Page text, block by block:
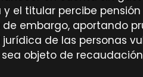
el titular percibe
embargo, aportando
de las personas
objeto de